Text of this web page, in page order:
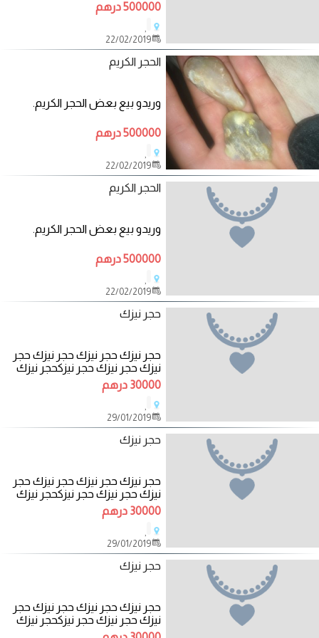
500000 درهم
,
22/02/2019
الحجر الكريم
وريدو بيع بعض الحجر الكريم.
500000 درهم
,
22/02/2019
الحجر الكريم
وريدو بيع بعض الحجر الكريم.
500000 درهم
,
22/02/2019
حجر نيزك
حجر نيزك حجر نيزك حجر نيزك حجر
نيزك حجر نيزك حجر نيزكحجر نيزك
حجر نيزك حجر نيزك
30000 درهم
,
29/01/2019
حجر نيزك
حجر نيزك حجر نيزك حجر نيزك حجر
نيزك حجر نيزك حجر نيزكحجر نيزك
حجر نيزك حجر نيزك
30000 درهم
,
29/01/2019
حجر نيزك
حجر نيزك حجر نيزك حجر نيزك حجر
نيزك حجر نيزك حجر نيزكحجر نيزك
حجر نيزك حجر نيزك